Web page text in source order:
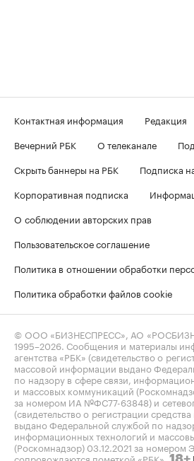
Контактная информация Редакция
Вечерний РБК
О телеканале
Скрыть баннеры на РБК
Подписка
Корпоративная подписка
О соблюдении авторских прав
Пользовательское соглашение
Политика в отношении обработки
Политика обработки файлов cookie
© ООО «БИЗНЕСПРЕСС», АО
1995–2026 . Сообщения и материалы
агентства «РБК» (свидетельство о
массовой информации выдано
по надзору в сфере связи,
и массовых коммуникаций
за номером ИА №ФС77-63848) и
(свидетельство о регистрации
выдано Федеральной службой по
информационных технологий и
(Роскомнадзор) 03.12.2021 за
сопровождаются пометкой «РБК».